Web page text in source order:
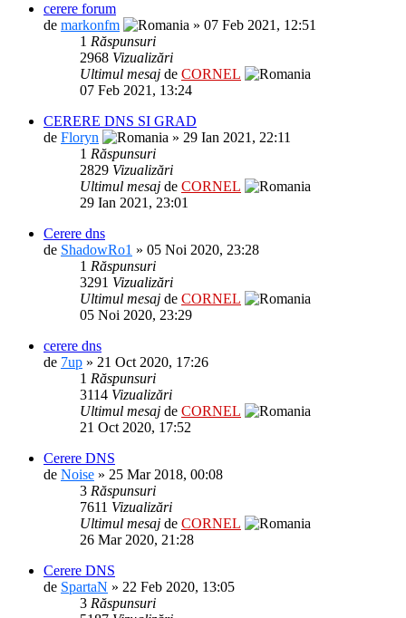
cerere forum
de markonfm
» 07 Feb 2021, 12:51
1 Răspunsuri
2968 Vizualizări
Ultimul mesaj de CORNEL
07 Feb 2021, 13:24
CERERE DNS SI GRAD
de Floryn
» 29 Ian 2021, 22:11
1 Răspunsuri
2829 Vizualizări
Ultimul mesaj de CORNEL
29 Ian 2021, 23:01
Cerere dns
de ShadowRo1 » 05 Noi 2020, 23:28
1 Răspunsuri
3291 Vizualizări
Ultimul mesaj de CORNEL
05 Noi 2020, 23:29
cerere dns
de 7up » 21 Oct 2020, 17:26
1 Răspunsuri
3114 Vizualizări
Ultimul mesaj de CORNEL
21 Oct 2020, 17:52
Cerere DNS
de Noise » 25 Mar 2018, 00:08
3 Răspunsuri
7611 Vizualizări
Ultimul mesaj de CORNEL
26 Mar 2020, 21:28
Cerere DNS
de SpartaN » 22 Feb 2020, 13:05
3 Răspunsuri